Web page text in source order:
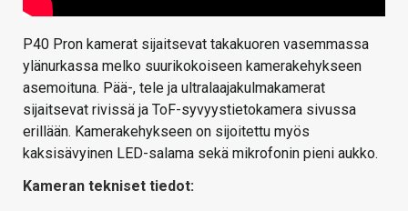
P40 Pron kamerat sijaitsevat takakuoren vasemmassa
ylänurkassa melko suurikokoiseen kamerakehykseen
asemoituna. Pää-, tele ja ultralaajakulmakamerat
sijaitsevat rivissä ja ToF-syvyystietokamera sivussa
erillään. Kamerakehykseen on sijoitettu myös
kaksisävyinen LED-salama sekä mikrofonin pieni aukko.
Kameran tekniset tiedot: